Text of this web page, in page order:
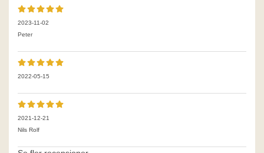
2023-11-02
Peter
2022-05-15
2021-12-21
Nils Rolf